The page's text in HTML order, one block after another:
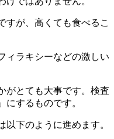
すが、高くても食べるこ
ィラキシーなどの激しい
がとても大事です。検査
にするものです。
以下のように進めます。